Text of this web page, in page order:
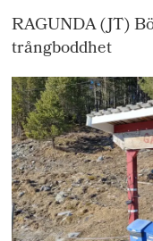
RAGUNDA (JT)
trångboddhet